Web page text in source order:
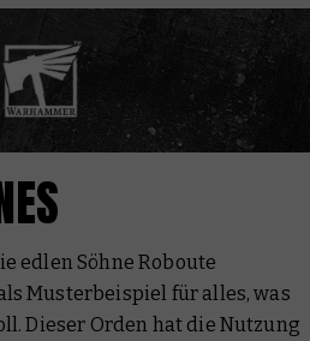
edlen Söhne Roboute
Musterbeispiel für alles, was
Dieser Orden hat die Nutzung